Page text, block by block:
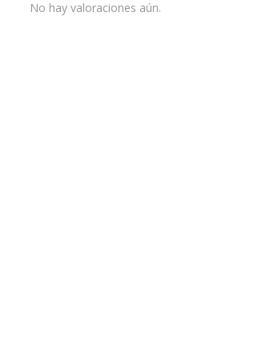
No hay valoraciones aún.